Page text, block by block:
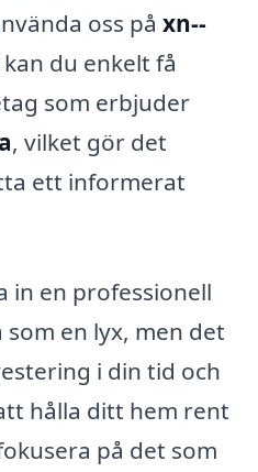
oss på xn--
kan du enkelt få
som erbjuder
, vilket gör det
ett informerat
in en professionell
en lyx, men det
i din tid och
hålla ditt hem rent
på det som